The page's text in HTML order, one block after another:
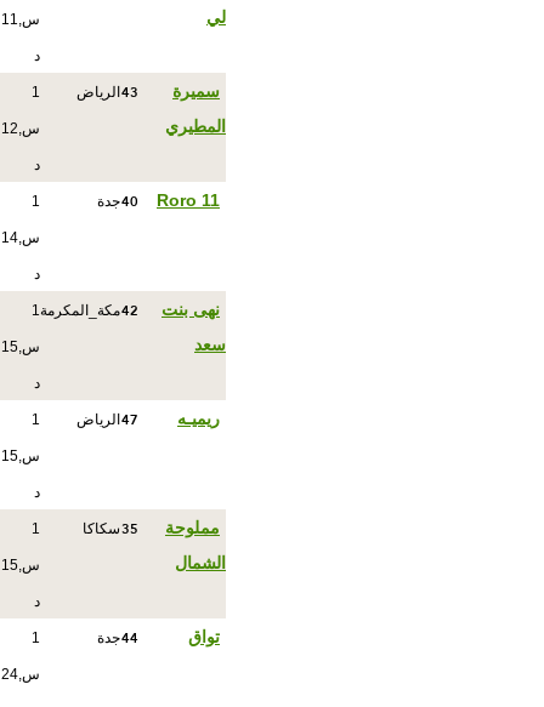
لي س,11
د
سميرة
المطيري
43 الرياض 1
س,12
د
Roro 11
40جدة 1
س,14
د
نهى بنت
سعد
42مكة_المكرمة1
س,15
د
ريميـه 47 الرياض 1
س,15
د
مملوحة
الشمال
35سكاكا 1
س,15
د
تواق 44جدة 1
س,24